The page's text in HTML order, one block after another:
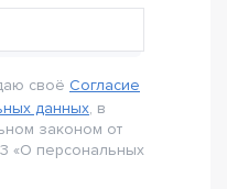
своё Согласие
данных, в
законом от
«О персональных